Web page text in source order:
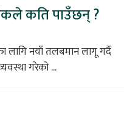
कति पाउँछन् ?
लागि नयाँ तलबमान लागू गर्दै
गरेको ...